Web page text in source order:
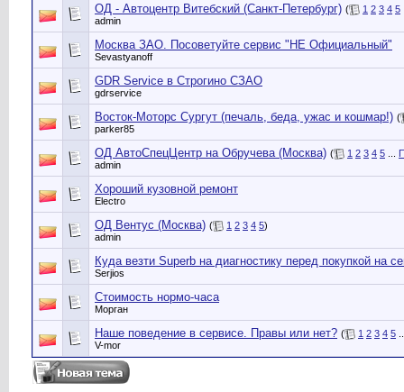
ОД - Автоцентр Витебский (Санкт-Петербург) ( 1 2 3 4 5
admin
Москва ЗАО. Посоветуйте сервис "НЕ Официальный"
Sevastyanoff
GDR Service в Строгино СЗАО
gdrservice
Восток-Моторс Сургут (печаль, беда, ужас и кошмар!) (
parker85
ОД АвтоСпецЦентр на Обручева (Москва) ( 1 2 3 4 5
admin
Хороший кузовной ремонт
Electro
ОД Вентус (Москва) ( 1 2 3 4 5)
admin
Куда везти Superb на диагностику перед покупкой на
Serjios
Стоимость нормо-часа
Морган
Наше поведение в сервисе. Правы или нет? ( 1 2 3 4 5
V-mor